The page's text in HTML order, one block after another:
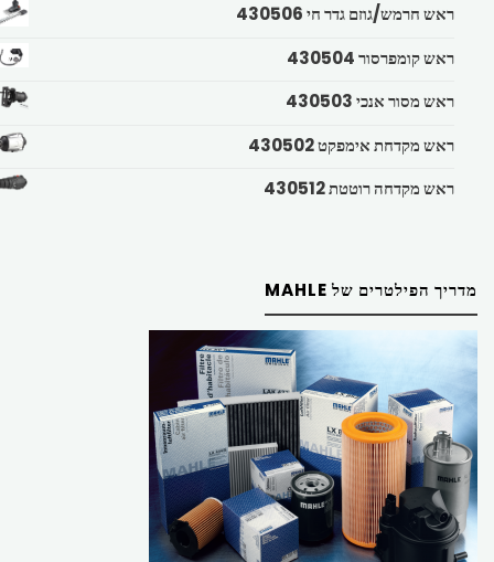
ראש חרמש/גוזם גדר חי 430506
ראש קומפרסור 430504
ראש מסור אנכי 430503
ראש מקדחת אימפקט 430502
ראש מקדחה רוטטת 430512
מדריך הפילטרים של MAHLE